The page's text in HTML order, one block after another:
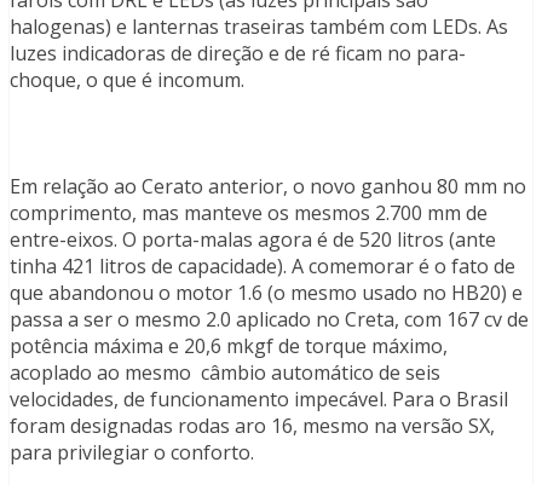
halogenas) e lanternas traseiras também com LEDs. As
luzes indicadoras de direção e de ré ficam no para-
choque, o que é incomum.
Em relação ao Cerato anterior, o novo ganhou 80 mm no
comprimento, mas manteve os mesmos 2.700 mm de
entre-eixos. O porta-malas agora é de 520 litros (ante
tinha 421 litros de capacidade). A comemorar é o fato de
que abandonou o motor 1.6 (o mesmo usado no HB20) e
passa a ser o mesmo 2.0 aplicado no Creta, com 167 cv de
potência máxima e 20,6 mkgf de torque máximo,
acoplado ao mesmo câmbio automático de seis
velocidades, de funcionamento impecável. Para o Brasil
foram designadas rodas aro 16, mesmo na versão SX,
para privilegiar o conforto.